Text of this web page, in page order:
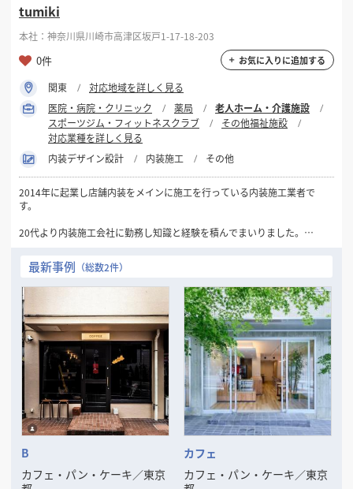
ご縁がございましたら、長くお付き合いできるパートナーとしてお力に
なれれば幸いです。
どうぞよろしくお願いいたします。
N-Town株式会社
守谷 尚晃
tumiki
本社：神奈川県川崎市高津区坂戸1-17-18-203
0件 お気に入りに追加する
関東
対応地域を詳しく見る
医院・病院・クリニック
薬局
老人ホーム・介護施設
スポーツジム・フィットネスクラブ
その他福祉施設
対応業種を詳しく見る
内装デザイン設計
内装施工 その他
2014年に起業し店舗内装をメインに施工を行っている内装施工業者で
す。
20代より内装施工会社に勤務し知識と経験を積んでまいりました。
積算、現場管理までの業務を任されておりました。
その経験を活かす為、2014年に独立起業致しました。
飲食店・物販店・事務所まで全ての業種の施工をお請けすることができ
ます。
提携設計者もおりますので、設計からのご依頼も対応可能です。
また近年ではマンションのリノベーション工事も行っております。
店舗施工で経た技術と経験により、施主様には大変好評をいただいてお
ります。
常に質の高い空間作りを目指しておりますので、必ずご満足頂けると思
います。
最新事例 （総数2件）
B
カフェ・パン・ケーキ／東京
カフェ
カフェ・パン・ケーキ／東京